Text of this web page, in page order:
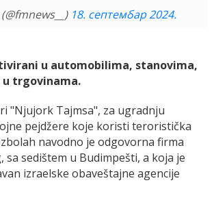
18. септембар 2024.
u automobilima, stanovima,
trgovinama.
"Njujork Tajmsa", za ugradnju
pejdžere koje koristi teroristička
navodno je odgovorna firma
sa sedištem u Budimpešti, a koja je
izraelske obaveštajne agencije